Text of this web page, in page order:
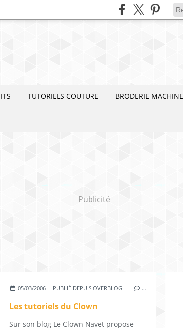
TUTORIELS COUTURE BRODERIE MACHINE
Publicité
05/03/2006 PUBLIÉ DEPUIS OVERBLOG …
Les tutoriels du Clown
Sur son blog Le Clown Navet propose